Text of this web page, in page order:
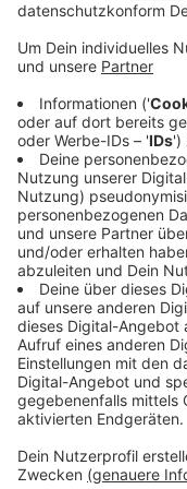
Anzeige
Das zeigen die
Medien Analyse
von 27,3% liegt
Mitbewerbern WDR
3 (10,4%).
verändert
flexibel
überzeugende
digital und nah
Henkel, der
Insgesamt
Hörer Radio Berg
Anzeige